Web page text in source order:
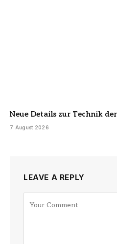
Neue Details zur Technik
7 August 2026
LEAVE A REPLY